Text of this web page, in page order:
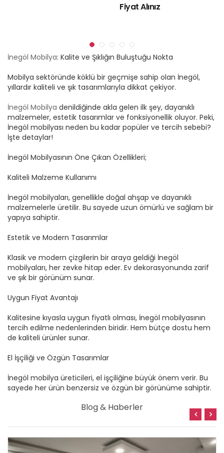
Fiyat Alınız
İnegöl Mobilya: Kalite ve Şıklığın Buluştuğu Nokta
Mobilya sektöründe köklü bir geçmişe sahip olan İnegöl,
yıllardır kaliteli ve şık tasarımlarıyla dikkat çekiyor.
İnegöl Mobilya denildiğinde akla gelen ilk şey, dayanıklı
malzemeler, estetik tasarımlar ve fonksiyonellik oluyor. Peki,
İnegöl mobilyası neden bu kadar popüler ve tercih sebebi?
İşte detaylar!
İnegöl Mobilyasının Öne Çıkan Özellikleri;
Kaliteli Malzeme Kullanımı
İnegöl mobilyaları, genellikle doğal ahşap ve dayanıklı
malzemelerle üretilir. Bu sayede uzun ömürlü ve sağlam bir
yapıya sahiptir.
Estetik ve Modern Tasarımlar
Klasik ve modern çizgilerin bir araya geldiği İnegöl
mobilyaları, her zevke hitap eder. Ev dekorasyonunda zarif
ve şık bir görünüm sunar.
Uygun Fiyat Avantajı
Kalitesine kıyasla uygun fiyatlı olması, İnegöl mobilyasının
tercih edilme nedenlerinden biridir. Hem bütçe dostu hem
de kaliteli ürünler sunar.
El İşçiliği ve Özgün Tasarımlar
İnegöl mobilya üreticileri, el işçiliğine büyük önem verir. Bu
sayede her ürün benzersiz ve özgün bir görünüme sahiptir.
Blog & Haberler